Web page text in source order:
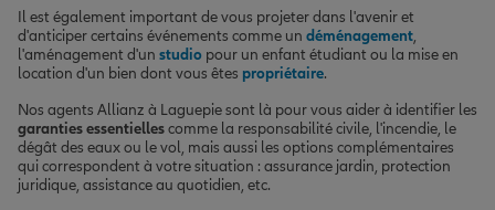
Il est également important de vous projeter dans l'avenir et
d'anticiper certains événements comme un déménagement,
l'aménagement d'un studio pour un enfant étudiant ou la mise en
location d'un bien dont vous êtes propriétaire.
Nos agents Allianz à Laguepie sont là pour vous aider à identifier les
garanties essentiellescomme la responsabilité civile, l'incendie, le
dégât des eaux ou le vol, mais aussi les options complémentaires
qui correspondent à votre situation : assurance jardin, protection
juridique, assistance au quotidien, etc.